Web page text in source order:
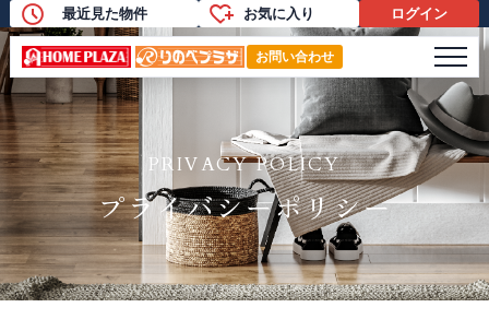
最近見た物件 お気に入り ログイン
お問い合わせ メニ
プライバシーポリシー
PRIVACY POLICY
プライバシーポリシー